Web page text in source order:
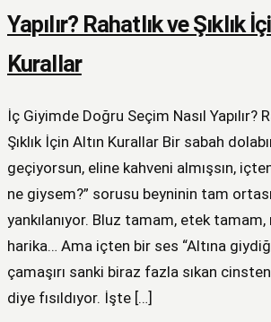
Yapılır? Rahatlık ve Şıklık
Kurallar
İç Giyimde Doğru Seçim Nasıl Yapılır?
Şıklık İçin Altın Kurallar Bir sabah
geçiyorsun, eline kahveni almışsın,
ne giysem?” sorusu beyninin tam
yankılanıyor. Bluz tamam, etek tamam,
harika… Ama içten bir ses “Altına
çamaşırı sanki biraz fazla sıkan
diye fısıldıyor. İşte […]